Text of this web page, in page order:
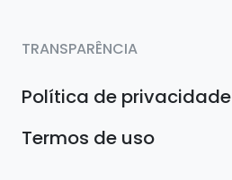
TRANSPARÊNCIA
Política de privacidade
Termos de uso